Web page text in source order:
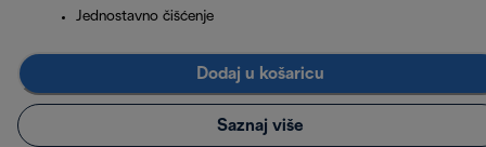
Jednostavno čišćenje
Dodaj u košaricu
Saznaj više